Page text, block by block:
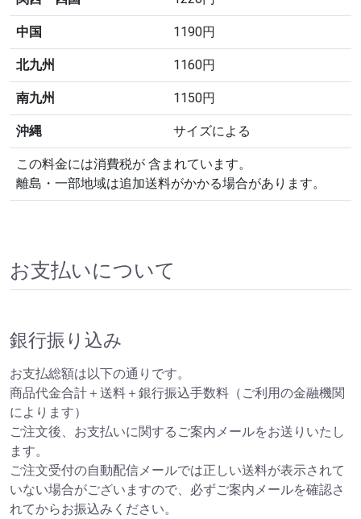
中国 1190円
北九州 1160円
南九州 1150円
沖縄 サイズによる
この料金には消費税が 含まれています。
離島・一部地域は追加送料がかかる場合があります。
お支払いについて
銀行振り込み
お支払総額は以下の通りです。
商品代金合計＋送料＋銀行振込手数料（ご利用の金融機関
によります）
ご注文後、お支払いに関するご案内メールをお送りいたし
ます。
ご注文受付の自動配信メールでは正しい送料が表示されて
いない場合がございますので、必ずご案内メールを確認さ
れてからお振込みください。